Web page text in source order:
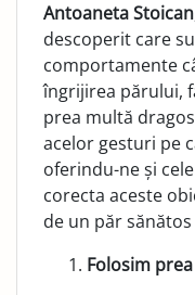
Antoaneta Stoican
descoperit care
comportamente
îngrijirea părului,
prea multă
acelor gesturi pe
oferindu-ne și
corecta aceste
de un păr
Folosim